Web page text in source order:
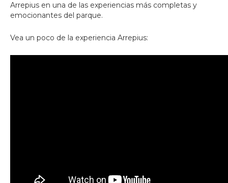
Arrepius en una de las experiencias más completas y
emocionantes del parque.
Vea un poco de la experiencia Arrepius: